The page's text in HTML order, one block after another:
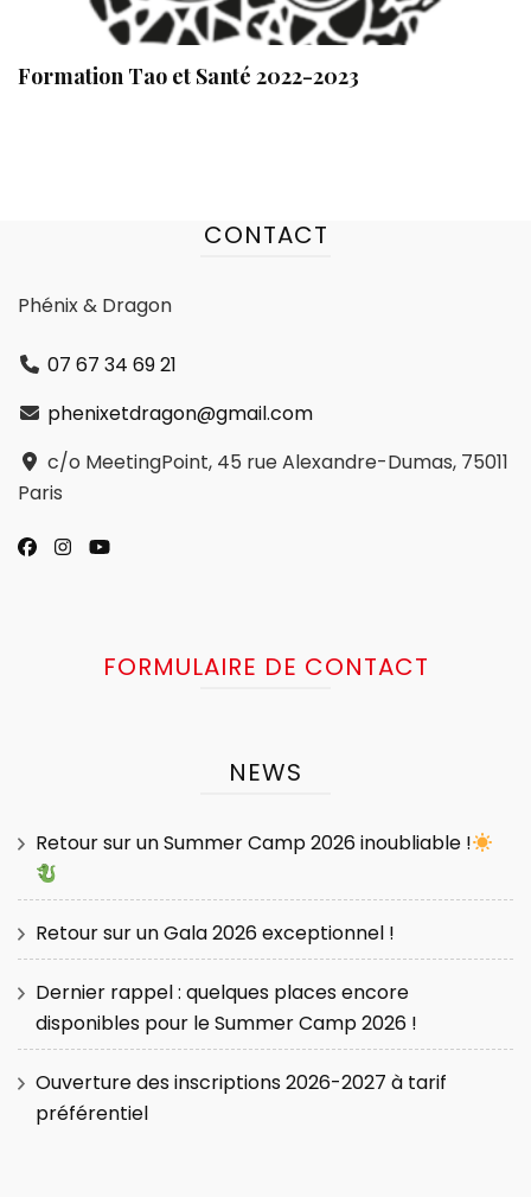
Formation Tao et Santé 2022-2023
CONTACT
Phénix & Dragon
07 67 34 69 21
phenixetdragon@gmail.com
c/o MeetingPoint, 45 rue Alexandre-Dumas, 75011
Paris
FORMULAIRE DE CONTACT
NEWS
Retour sur un Summer Camp 2026 inoubliable !
Retour sur un Gala 2026 exceptionnel !
Dernier rappel : quelques places encore
disponibles pour le Summer Camp 2026 !
Ouverture des inscriptions 2026-2027 à tarif
préférentiel